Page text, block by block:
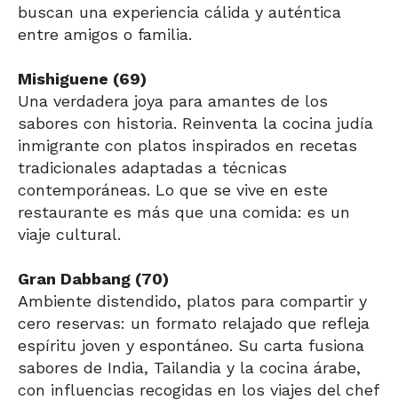
buscan una experiencia cálida y auténtica
entre amigos o familia.
Mishiguene (69)
Una verdadera joya para amantes de los
sabores con historia. Reinventa la cocina judía
inmigrante con platos inspirados en recetas
tradicionales adaptadas a técnicas
contemporáneas. Lo que se vive en este
restaurante es más que una comida: es un
viaje cultural.
Gran Dabbang (70)
Ambiente distendido, platos para compartir y
cero reservas: un formato relajado que refleja
espíritu joven y espontáneo. Su carta fusiona
sabores de India, Tailandia y la cocina árabe,
con influencias recogidas en los viajes del chef